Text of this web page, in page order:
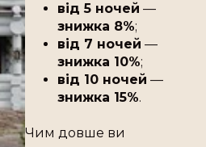
від 5 ночей —
знижка 8%;
від 7 ночей —
знижка 10%;
від 10 ночей —
знижка 15%.
Чим довше ви